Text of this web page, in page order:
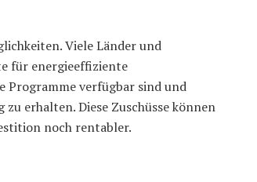
Viele Länder und
für energieeffiziente
Programme verfügbar sind und
erhalten. Diese Zuschüsse können
noch rentabler.